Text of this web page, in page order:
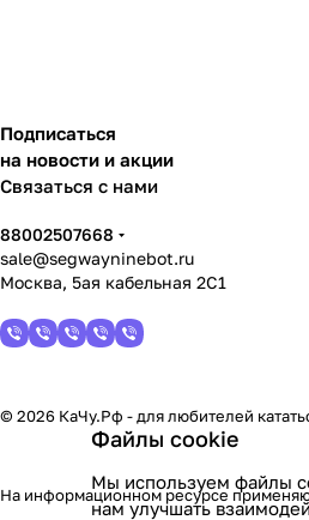
Подписаться
на новости и акции
Связаться с нами
88002507668
sale@segwayninebot.ru
Москва, 5ая кабельная 2С1
© 2026 КаЧу.Рф - для любителей
На информационном ресурсе
Файлы cookie
Мы используем файлы
нам улучшать